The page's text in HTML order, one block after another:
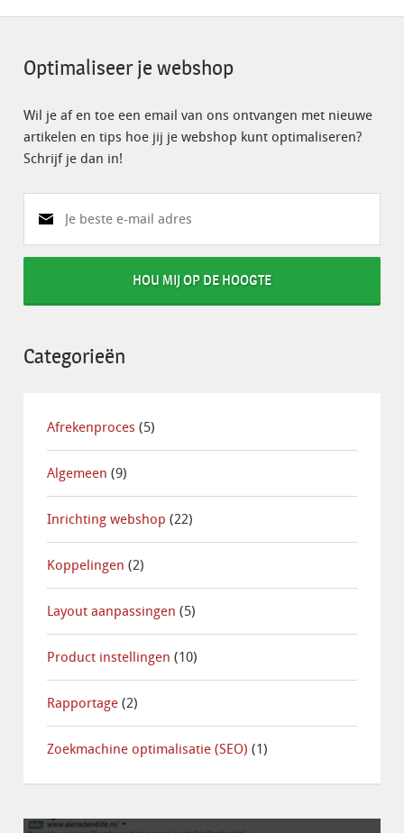
Optimaliseer je webshop
Wil je af en toe een email van ons ontvangen met nieuwe
artikelen en tips hoe jij je webshop kunt optimaliseren?
Schrijf je dan in!
HOU MIJ OP DE HOOGTE
Categorieën
Afrekenproces (5)
Algemeen (9)
Inrichting webshop (22)
Koppelingen (2)
Layout aanpassingen (5)
Product instellingen (10)
Rapportage (2)
Zoekmachine optimalisatie (SEO) (1)